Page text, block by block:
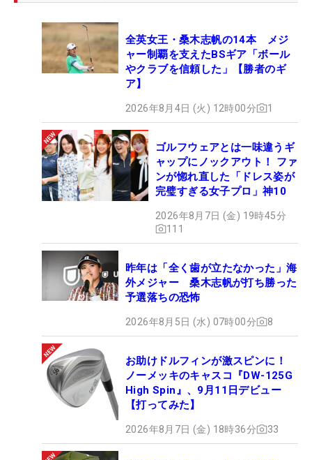
全英女王・桑木志帆の14本 メジ
ャー制覇を支えたBSギア「ボール
やクラブを信頼した」【勝者のギ
ア】
2026年8月4日 (火) 12時00分 1
ゴルフウェアとは一味違うギ
ャップにノックアウト！ ファ
ンが惚れ直した「ドレス姿が
完璧すぎる女子プロ」神10
2026年8月7日 (金) 19時45分
111
昨年は「全く歯が立たなかった」海
外メジャー 桑木志帆が打ち勝った
予選落ちの恐怖
2026年8月5日 (水) 07時00分 8
お助けドルフィンが激スピンに！
ノーメッキのキャスコ『DW-125G
High Spin』、9月11日デビュー
【打ってみた】
2026年8月7日 (金) 18時36分 33